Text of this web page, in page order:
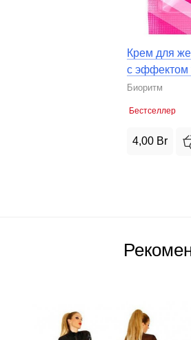
Крем для
с эффектом
Биоритм
Бестселлер
4,00 Br